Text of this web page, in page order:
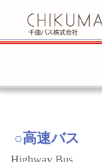
○高速バス
Highway Bus